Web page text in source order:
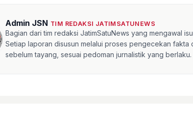
Admin JSN TIM REDAKSI JATIMSATUNEWS
Bagian dari tim redaksi JatimSatuNews yang mengawal
Setiap laporan disusun melalui proses pengecekan fakta
sebelum tayang, sesuai pedoman jurnalistik yang berlaku.